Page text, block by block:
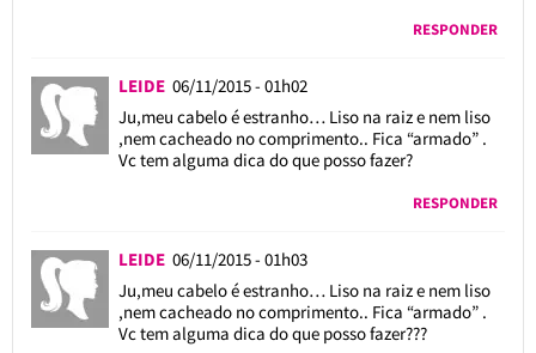
RESPONDER
LEIDE 06/11/2015 - 01h02
Ju,meu cabelo é estranho… Liso na raiz e nem liso
,nem cacheado no comprimento.. Fica “armado” .
Vc tem alguma dica do que posso fazer?
RESPONDER
LEIDE 06/11/2015 - 01h03
Ju,meu cabelo é estranho… Liso na raiz e nem liso
,nem cacheado no comprimento.. Fica “armado” .
Vc tem alguma dica do que posso fazer???